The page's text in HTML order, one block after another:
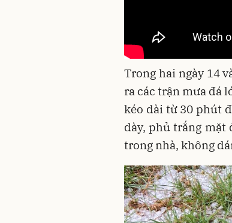
Trong hai ngày 14
ra các trận mưa đá
kéo dài từ 30 phút
dày, phủ trắng mặt
trong nhà, không